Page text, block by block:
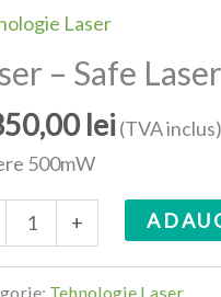
Laser
– Safe
lei (TVA inclus)
500mW
+
Tehnologie Laser